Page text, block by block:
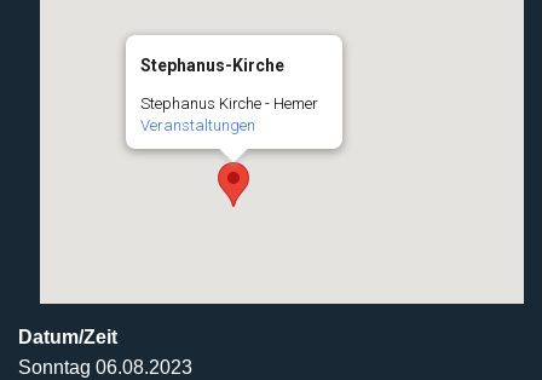
Stephanus-Kirche
Stephanus Kirche - Hemer
Veranstaltungen
Datum/Zeit
Sonntag 06.08.2023